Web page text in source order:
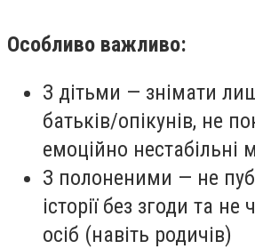
Особливо важливо:
З дітьми — знімати
батьків/опікунів, не
емоційно нестабільні
З полоненими — не
історії без згоди та не
осіб (навіть родичів)